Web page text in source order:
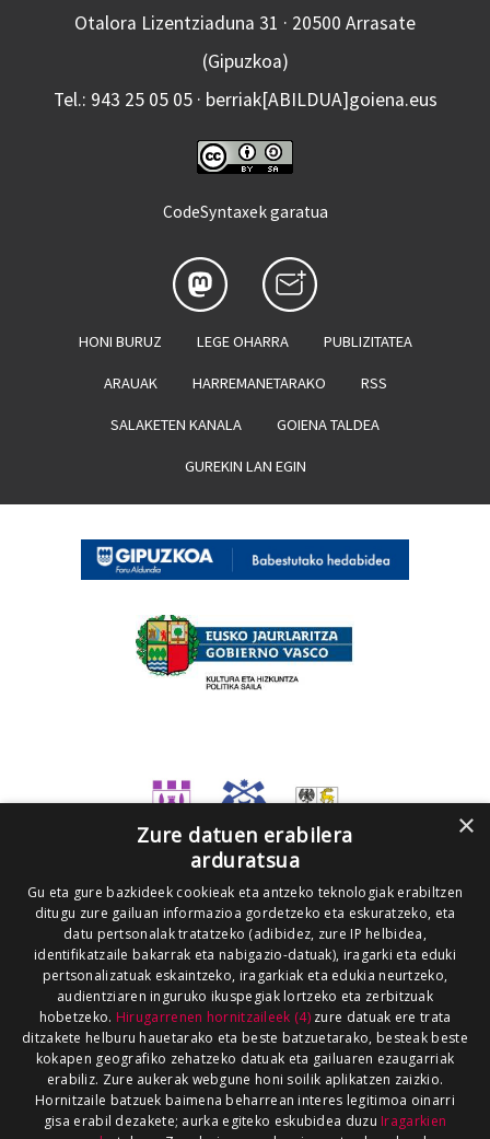
Otalora Lizentziaduna 31 · 20500 Arrasate
(Gipuzkoa)
Tel.: 943 25 05 05 · berriak[ABILDUA]goiena.eus
CodeSyntaxek garatua
HONI BURUZ LEGE OHARRA PUBLIZITATEA
ARAUAK HARREMANETARAKO RSS
SALAKETEN KANALA GOIENA TALDEA
GUREKIN LAN EGIN
×
Zure datuen erabilera
arduratsua
Gu eta gure bazkideek cookieak eta antzeko teknologiak erabiltzen
ditugu zure gailuan informazioa gordetzeko eta eskuratzeko, eta
datu pertsonalak tratatzeko (adibidez, zure IP helbidea,
identifikatzaile bakarrak eta nabigazio-datuak), iragarki eta eduki
pertsonalizatuak eskaintzeko, iragarkiak eta edukia neurtzeko,
audientziaren inguruko ikuspegiak lortzeko eta zerbitzuak
hobetzeko. Hirugarrenen hornitzaileek (4)zure datuak ere trata
ditzakete helburu hauetarako eta beste batzuetarako, besteak beste
kokapen geografiko zehatzeko datuak eta gailuaren ezaugarriak
erabiliz. Zure aukerak webgune honi soilik aplikatzen zaizkio.
Hornitzaile batzuek baimena beharrean interes legitimoa oinarri
gisa erabil dezakete; aurka egiteko eskubidea duzu Iragarkien